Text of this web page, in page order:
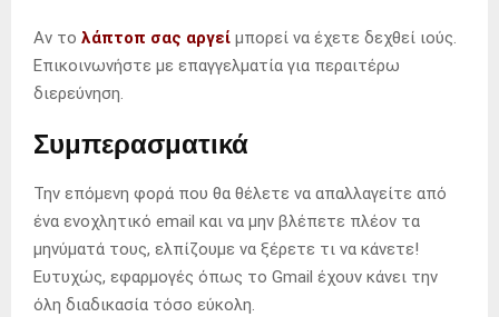
Αν το λάπτοπ σας αργεί μπορεί να έχετε δεχθεί ιούς.
Επικοινωνήστε με επαγγελματία για περαιτέρω
διερεύνηση.
Συμπερασματικά
Την επόμενη φορά που θα θέλετε να απαλλαγείτε από
ένα ενοχλητικό email και να μην βλέπετε πλέον τα
μηνύματά τους, ελπίζουμε να ξέρετε τι να κάνετε!
Ευτυχώς, εφαρμογές όπως το Gmail έχουν κάνει την
όλη διαδικασία τόσο εύκολη.